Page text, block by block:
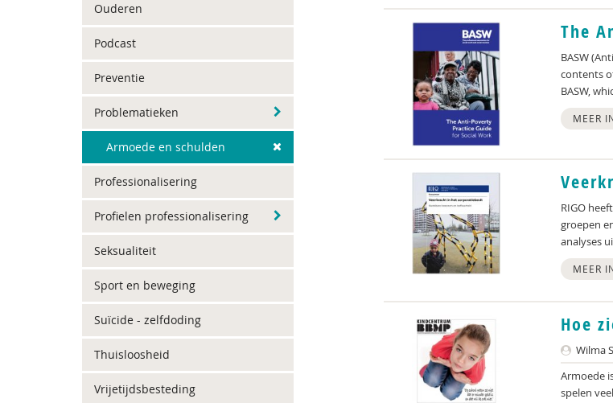
Ouderen
Podcast
Preventie
Problematieken
Armoede en schulden
Professionalisering
Profielen professionalisering
Seksualiteit
Sport en beweging
Suïcide - zelfdoding
Thuisloosheid
Vrijetijdsbesteding
The
BASW
contents
BASW,
MEER
RIGO
groepen
analyses
MEER
Hoe
Wilma
Armoede
spelen